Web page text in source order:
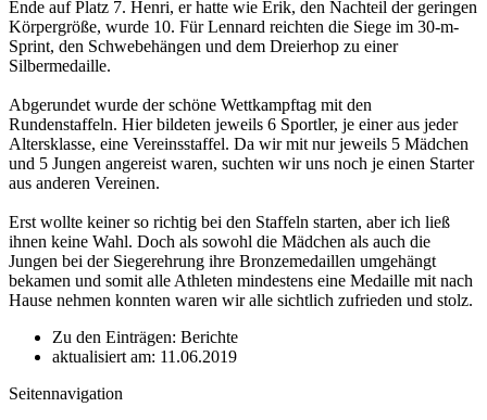
Ende auf Platz 7. Henri, er hatte wie Erik, den Nachteil der geringen
Körpergröße, wurde 10. Für Lennard reichten die Siege im 30-m-
Sprint, den Schwebehängen und dem Dreierhop zu einer
Silbermedaille.
Abgerundet wurde der schöne Wettkampftag mit den
Rundenstaffeln. Hier bildeten jeweils 6 Sportler, je einer aus jeder
Altersklasse, eine Vereinsstaffel. Da wir mit nur jeweils 5 Mädchen
und 5 Jungen angereist waren, suchten wir uns noch je einen Starter
aus anderen Vereinen.
Erst wollte keiner so richtig bei den Staffeln starten, aber ich ließ
ihnen keine Wahl. Doch als sowohl die Mädchen als auch die
Jungen bei der Siegerehrung ihre Bronzemedaillen umgehängt
bekamen und somit alle Athleten mindestens eine Medaille mit nach
Hause nehmen konnten waren wir alle sichtlich zufrieden und stolz.
Zu den Einträgen: Berichte
aktualisiert am: 11.06.2019
Seitennavigation